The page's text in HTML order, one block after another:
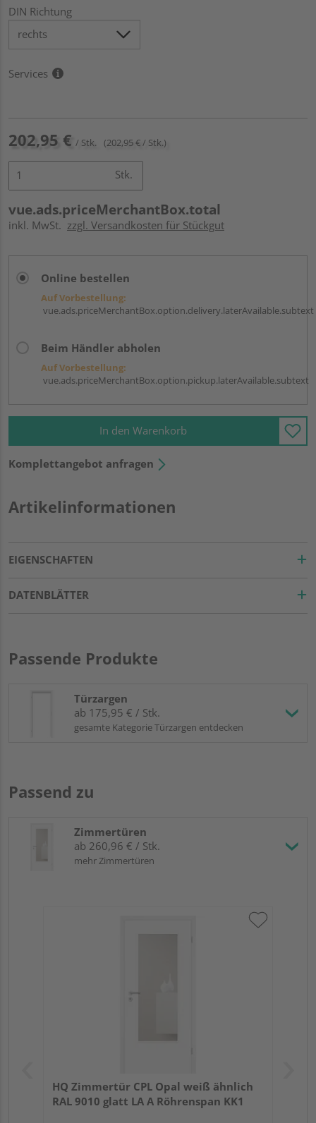
DIN Richtung
Services
202,95 € / Stk. (202,95 € / Stk.)
Stk.
vue.ads.priceMerchantBox.total
inkl. MwSt. zzgl. Versandkosten für Stückgut
Online bestellen
Auf Vorbestellung:
vue.ads.priceMerchantBox.option.delivery.laterAvailable.subtext
Beim Händler abholen
Auf Vorbestellung:
vue.ads.priceMerchantBox.option.pickup.laterAvailable.subtext
In den Warenkorb
Komplettangebot anfragen
Artikelinformationen
EIGENSCHAFTEN
DATENBLÄTTER
Passende Produkte
Türzargen
ab 175,95 € / Stk.
gesamte Kategorie Türzargen entdecken
Passend zu
Zimmertüren
ab 260,96 € / Stk.
mehr Zimmertüren
HQ Zimmertür CPL Opal weiß ähnlich
RAL 9010 glatt LA A Röhrenspan KK1